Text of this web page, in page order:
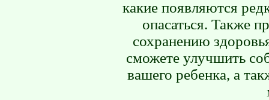
какие появляются
опасаться. Также
сохранению
сможете улучшить
вашего ребенка, а